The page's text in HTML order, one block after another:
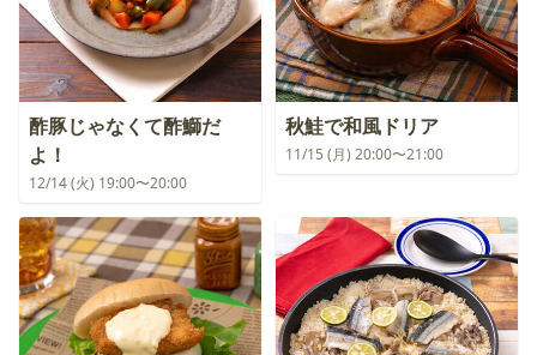
酢豚じゃなくて酢鰤だ
よ！
12/14 (火) 19:00〜20:00
秋鮭で和風ドリア
11/15 (月) 20:00〜21:00